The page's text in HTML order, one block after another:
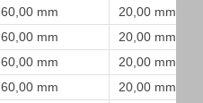
60,00 mm
20,00 mm
60,00 mm
20,00 mm
60,00 mm
20,00 mm
60,00 mm
20,00 mm